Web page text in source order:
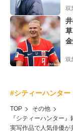
双
双
#シティーハンター
TOP
その他
『シティーハンター
実写作品で人気俳優が